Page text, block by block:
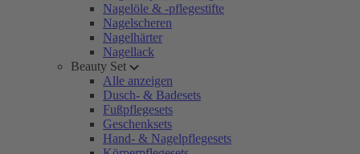
Nagelöle & -pflegestifte
Nagelscheren
Nagelhärter
Nagellack
Beauty Set
Alle anzeigen
Dusch- & Badesets
Fußpflegesets
Geschenksets
Hand- & Nagelpflegesets